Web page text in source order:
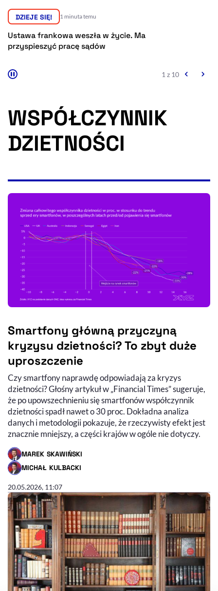
Ułatwienia dostępności wspierają:
Sprawdź, jak i dlaczego zwiększamy dostępność
Deklaracja dostępności, otwiera się w nowym oknie
Zgłoś problem
, otwiera się w
DZIEJE SIĘ! 49 minut temu
Prezydent podpisał cztery ustawy. Jedna
trafi do Trybunału Konstytucyjnego
2 z 10
WSPÓŁCZYNNIK
DZIETNOŚCI
Smartfony główną przyczyną
kryzysu dzietności? To zbyt duże
uproszczenie
Czy smartfony naprawdę odpowiadają za kryzys
dzietności? Głośny artykuł w „Financial Times” sugeruje,
że po upowszechnieniu się smartfonów współczynnik
dzietności spadł nawet o 30 proc. Dokładna analiza
danych i metodologii pokazuje, że rzeczywisty efekt jest
znacznie mniejszy, a części krajów w ogóle nie dotyczy.
MAREK SKAWIŃSKI
- AUTOR ARTYKUŁU - PROFIL
MICHAŁ KULBACKI
- AUTOR ARTYKUŁU - PROFIL
20.05.2026, 11:07